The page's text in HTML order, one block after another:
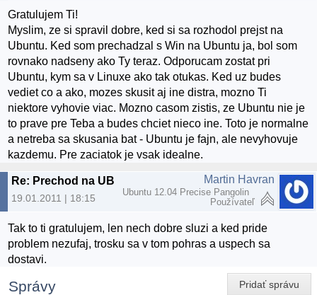
Gratulujem Ti!
Myslim, ze si spravil dobre, ked si sa rozhodol prejst na
Ubuntu. Ked som prechadzal s Win na Ubuntu ja, bol som
rovnako nadseny ako Ty teraz. Odporucam zostat pri
Ubuntu, kym sa v Linuxe ako tak otukas. Ked uz budes
vediet co a ako, mozes skusit aj ine distra, mozno Ti
niektore vyhovie viac. Mozno casom zistis, ze Ubuntu nie je
to prave pre Teba a budes chciet nieco ine. Toto je normalne
a netreba sa skusania bat - Ubuntu je fajn, ale nevyhovuje
kazdemu. Pre zaciatok je vsak idealne.
Re: Prechod na UBUNTU
19.01.2011 | 18:15
Martin Havran
Ubuntu 12.04 Precise Pangolin
Používateľ
Tak to ti gratulujem, len nech dobre sluzi a ked pride
problem nezufaj, trosku sa v tom pohras a uspech sa
dostavi.
Pridať správu
Správy